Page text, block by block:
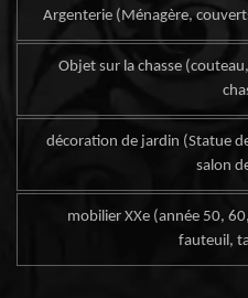
Argenterie (Ménagère,
Objet sur la chasse
décoration de jardin (Statue
salon
mobilier XXe (année 50,
fauteuil,